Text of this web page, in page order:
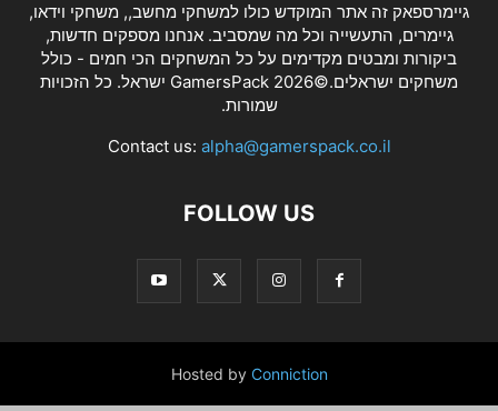
גיימרספאק זה אתר המוקדש כולו למשחקי מחשב,, משחקי וידאו,
גיימרים, התעשייה וכל מה שמסביב. אנחנו מספקים חדשות,
ביקורות ומבטים מקדימים על כל המשחקים הכי חמים - כולל
משחקים ישראלים.©2026 GamersPack ישראל. כל הזכויות
שמורות.
Contact us: alpha@gamerspack.co.il
FOLLOW US
Hosted by Conniction